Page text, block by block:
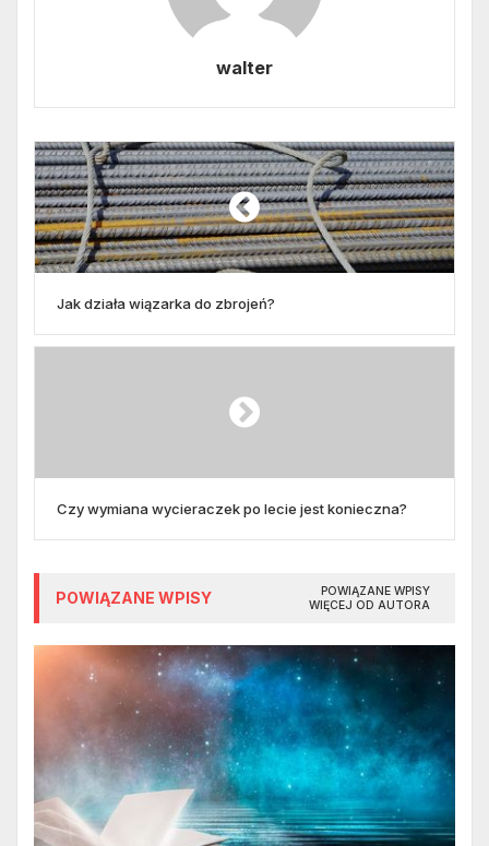
walter
Jak działa wiązarka do zbrojeń?
Czy wymiana wycieraczek po lecie jest konieczna?
POWIĄZANE WPISY
POWIĄZANE WPISY
WIĘCEJ OD AUTORA